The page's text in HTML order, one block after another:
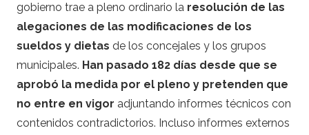
gobierno trae a pleno ordinario la resolución de las
alegaciones de las modificaciones de los
sueldos y dietas de los concejales y los grupos
municipales. Han pasado 182 días desde que se
aprobó la medida por el pleno y pretenden que
no entre en vigor adjuntando informes técnicos con
contenidos contradictorios. Incluso informes externos